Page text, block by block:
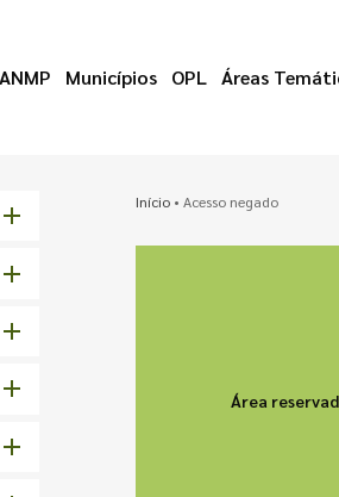
ANMP Municípios OPL Áreas
Início• Acesso negado
Área